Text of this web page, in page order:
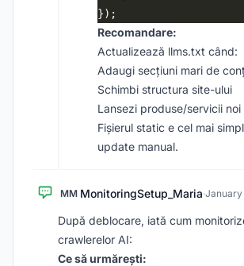
Recomandare:
Actualizează llms.txt când:
Adaugi secțiuni mari de
Schimbi structura site-ului
Lansezi produse/servicii noi
Fișierul static e cel mai
update manual.
MM MonitoringSetup_Maria·January
După deblocare, iată cum
crawlerelor AI:
Ce să urmărești: